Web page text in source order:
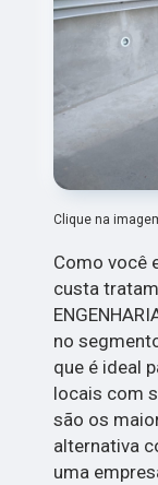
Clique na
Como você
custa
no
que é ideal
locais com
são os
alternativa
uma